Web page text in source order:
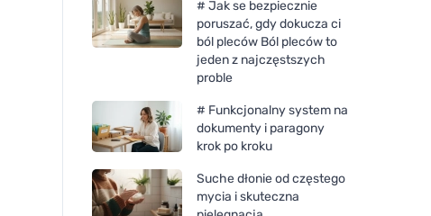
# Jak se bezpiecznie
poruszać, gdy dokucza ci
ból pleców Ból pleców to
jeden z najczęstszych
proble
# Funkcjonalny system na
dokumenty i paragony
krok po kroku
Suche dłonie od częstego
mycia i skuteczna